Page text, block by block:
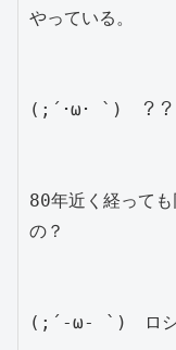
やっている。
(;´･ω･ `)　？？
80年近く経って
の？
(;´-ω- `)　ロシ